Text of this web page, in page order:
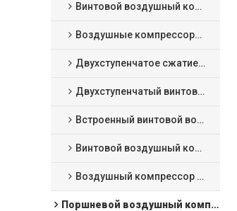
Винтовой воздушный компрессор низкого давления
Воздушные компрессоры среднего давления
Двухступенчатое сжатие фиксированная скорость винтовой воздушный компрессор
Двухступенчатый винтовой воздушный компрессор с постоянным магнитом VSD
Встроенный винтовой воздушный компрессор 4 в 1
Винтовой воздушный компрессор с лазерной резкой
Воздушный компрессор VSD с постоянным магнитом масляного охлаждения
Поршневой воздушный компрессор